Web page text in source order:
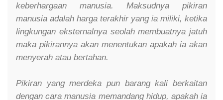
keberhargaan manusia. Maksudnya pikiran
manusia adalah harga terakhir yang ia miliki, ketika
lingkungan eksternalnya seolah membuatnya jatuh
maka pikirannya akan menentukan apakah ia akan
menyerah atau bertahan.
Pikiran yang merdeka pun barang kali berkaitan
dengan cara manusia memandang hidup, apakah ia